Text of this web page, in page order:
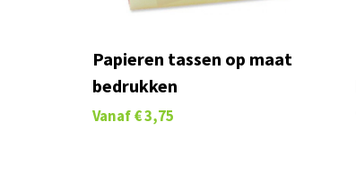
Papieren tassen op maat
bedrukken
Vanaf € 3,75